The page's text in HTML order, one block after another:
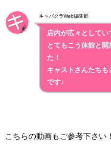
キャバクラWeb編集部
店内が広々としてい
とてもこう休館と
た！
キャストさんたちも
です♪
こちらの動画もご参考下さい！